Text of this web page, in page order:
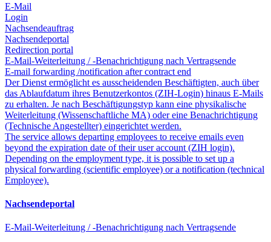
E-Mail
Login
Nachsendeauftrag
Nachsendeportal
Redirection portal
E-Mail-Weiterleitung / -Benachrichtigung nach Vertragsende
E-mail forwarding /notification after contract end
Der Dienst ermöglicht es ausscheidenden Beschäftigten, auch über
das Ablaufdatum ihres Benutzerkontos (ZIH-Login) hinaus E-Mails
zu erhalten. Je nach Beschäftigungstyp kann eine physikalische
Weiterleitung (Wissenschaftliche MA) oder eine Benachrichtigung
(Technische Angestellter) eingerichtet werden.
The service allows departing employees to receive emails even
beyond the expiration date of their user account (ZIH login).
Depending on the employment type, it is possible to set up a
physical forwarding (scientific employee) or a notification (technical
Employee).
Nachsendeportal
E-Mail-Weiterleitung / -Benachrichtigung nach Vertragsende